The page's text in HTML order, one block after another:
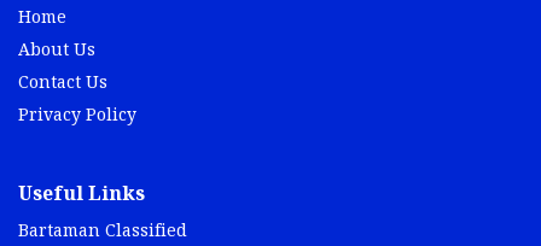
Home
About Us
Contact Us
Privacy Policy
Useful Links
Bartaman Classified